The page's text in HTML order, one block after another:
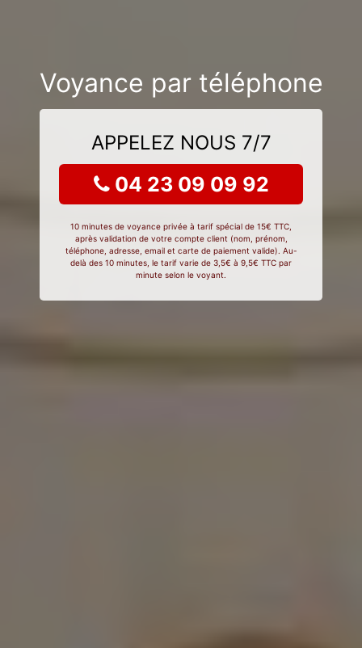
Voyance par téléphone
APPELEZ NOUS 7/7
04 23 09 09 92
10 minutes de voyance privée à tarif spécial de 15€ TTC,
après validation de votre compte client (nom, prénom,
téléphone, adresse, email et carte de paiement valide). Au-
delà des 10 minutes, le tarif varie de 3,5€ à 9,5€ TTC par
minute selon le voyant.